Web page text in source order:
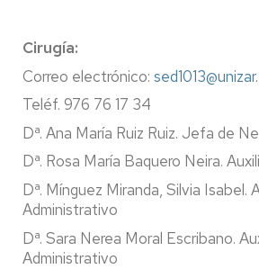
Cirugía:
Correo electrónico:
Teléf. 976 76 17 34
Dª. Ana María Ruiz Ruiz. Jefa de
Dª. Rosa María Baquero Neira.
Dª. Mínguez Miranda, Silvia Isabel.
Administrativo
Dª. Sara Nerea Moral Escribano.
Administrativo